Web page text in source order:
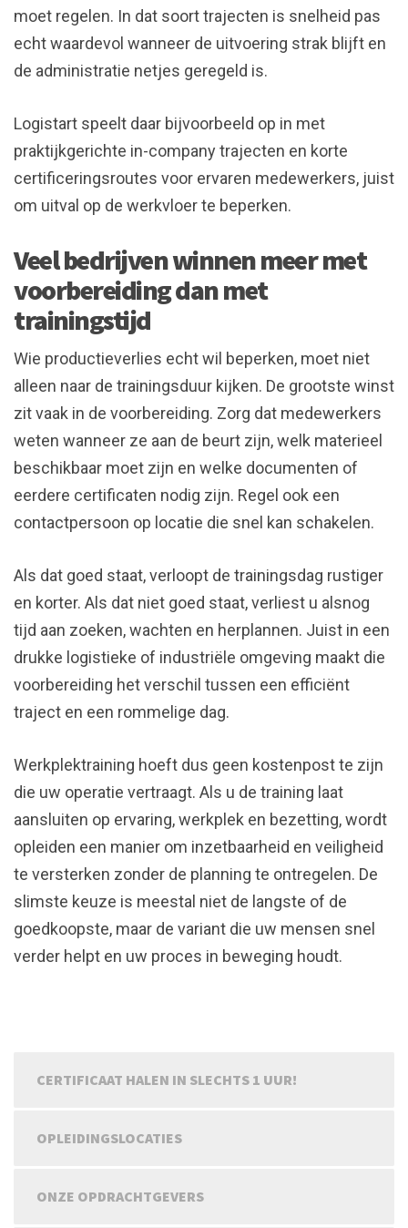
moet regelen. In dat soort trajecten is snelheid pas
echt waardevol wanneer de uitvoering strak blijft en
de administratie netjes geregeld is.
Logistart speelt daar bijvoorbeeld op in met
praktijkgerichte in-company trajecten en korte
certificeringsroutes voor ervaren medewerkers, juist
om uitval op de werkvloer te beperken.
Veel bedrijven winnen meer met
voorbereiding dan met
trainingstijd
Wie productieverlies echt wil beperken, moet niet
alleen naar de trainingsduur kijken. De grootste winst
zit vaak in de voorbereiding. Zorg dat medewerkers
weten wanneer ze aan de beurt zijn, welk materieel
beschikbaar moet zijn en welke documenten of
eerdere certificaten nodig zijn. Regel ook een
contactpersoon op locatie die snel kan schakelen.
Als dat goed staat, verloopt de trainingsdag rustiger
en korter. Als dat niet goed staat, verliest u alsnog
tijd aan zoeken, wachten en herplannen. Juist in een
drukke logistieke of industriële omgeving maakt die
voorbereiding het verschil tussen een efficiënt
traject en een rommelige dag.
Werkplektraining hoeft dus geen kostenpost te zijn
die uw operatie vertraagt. Als u de training laat
aansluiten op ervaring, werkplek en bezetting, wordt
opleiden een manier om inzetbaarheid en veiligheid
te versterken zonder de planning te ontregelen. De
slimste keuze is meestal niet de langste of de
goedkoopste, maar de variant die uw mensen snel
verder helpt en uw proces in beweging houdt.
CERTIFICAAT HALEN IN SLECHTS 1 UUR!
OPLEIDINGSLOCATIES
ONZE OPDRACHTGEVERS